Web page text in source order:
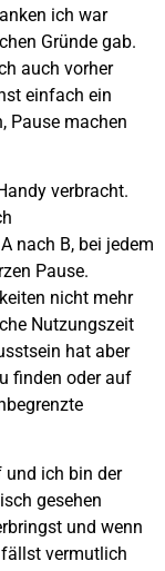
ich war
Gründe gab.
auch vorher
einfach ein
Pause machen
verbracht.
nach B, bei jedem
Pause.
nicht mehr
Nutzungszeit
hat aber
finden oder auf
und ich bin der
gesehen
und wenn
vermutlich